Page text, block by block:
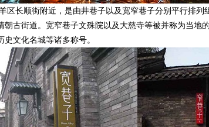
长顺街附近，是由井巷子以及宽窄巷子分别平行排列
古街道。宽窄巷子文殊院以及大慈寺等被并称为当地
文化名城等诸多称号。